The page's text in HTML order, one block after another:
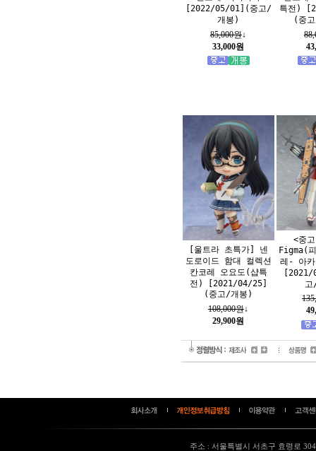
[2022/05/01](중고/
개봉)
85,000원↓
33,000원
특전)
(중
[울트라 초특가] 넨
도로이드 함대 컬렉션
칸코레 오요도(샵특
전) [2021/04/25]
(중고/개봉)
108,000원↓
29,900원
<중
Figma(
레- 아
주소 : 서울특별시 서초구 효령로